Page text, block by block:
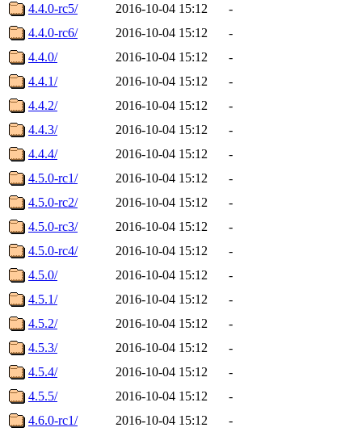
4.4.0-rc5/
2016-10-04 15:12
-
4.4.0-rc6/
2016-10-04 15:12
-
4.4.0/
2016-10-04 15:12
-
4.4.1/
2016-10-04 15:12
-
4.4.2/
2016-10-04 15:12
-
4.4.3/
2016-10-04 15:12
-
4.4.4/
2016-10-04 15:12
-
4.5.0-rc1/
2016-10-04 15:12
-
4.5.0-rc2/
2016-10-04 15:12
-
4.5.0-rc3/
2016-10-04 15:12
-
4.5.0-rc4/
2016-10-04 15:12
-
4.5.0/
2016-10-04 15:12
-
4.5.1/
2016-10-04 15:12
-
4.5.2/
2016-10-04 15:12
-
4.5.3/
2016-10-04 15:12
-
4.5.4/
2016-10-04 15:12
-
4.5.5/
2016-10-04 15:12
-
4.6.0-rc1/
2016-10-04 15:12
-